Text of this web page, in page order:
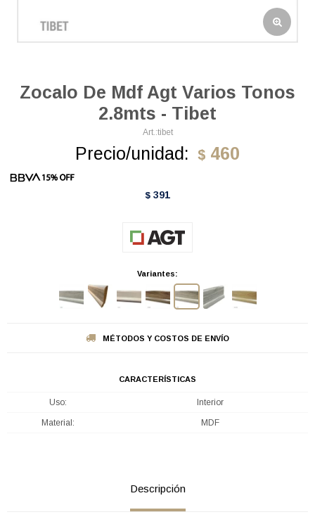
Zocalo De Mdf Agt Varios Tonos
2.8mts - Tibet
tibet
Precio/unidad: $ 460
$ 391
Variantes:
MÉTODOS Y COSTOS DE ENVÍO
CARACTERÍSTICAS
Uso Interior
Material MDF
Descripción